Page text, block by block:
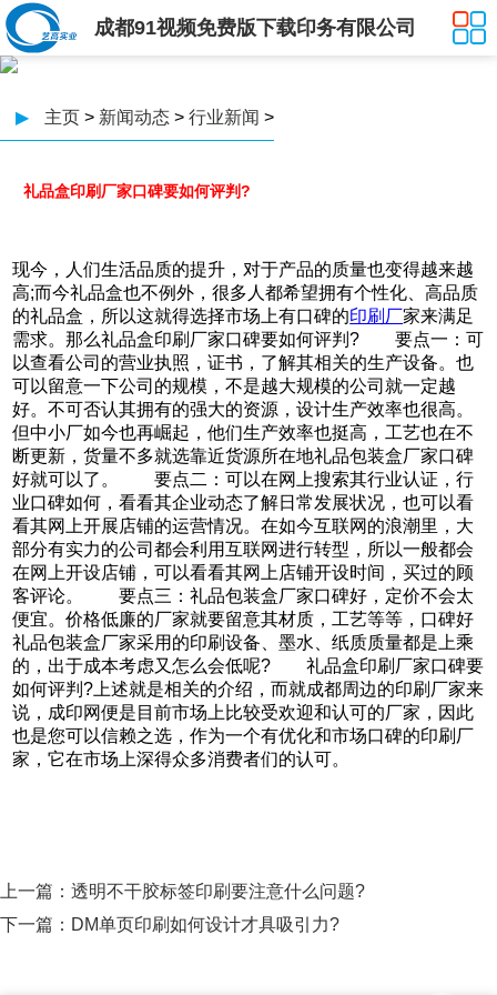
成都91视频免费版下载印务有限公司
▶ 主页 > 新闻动态 > 行业新闻 >
礼品盒印刷厂家口碑要如何评判?
现今，人们生活品质的提升，对于产品的质量也变得越来越
高;而今礼品盒也不例外，很多人都希望拥有个性化、高品质
的礼品盒，所以这就得选择市场上有口碑的印刷厂家来满足
需求。那么礼品盒印刷厂家口碑要如何评判? 要点一：可
以查看公司的营业执照，证书，了解其相关的生产设备。也
可以留意一下公司的规模，不是越大规模的公司就一定越
好。不可否认其拥有的强大的资源，设计生产效率也很高。
但中小厂如今也再崛起，他们生产效率也挺高，工艺也在不
断更新，货量不多就选靠近货源所在地礼品包装盒厂家口碑
好就可以了。 要点二：可以在网上搜索其行业认证，行
业口碑如何，看看其企业动态了解日常发展状况，也可以看
看其网上开展店铺的运营情况。在如今互联网的浪潮里，大
部分有实力的公司都会利用互联网进行转型，所以一般都会
在网上开设店铺，可以看看其网上店铺开设时间，买过的顾
客评论。 要点三：礼品包装盒厂家口碑好，定价不会太
便宜。价格低廉的厂家就要留意其材质，工艺等等，口碑好
礼品包装盒厂家采用的印刷设备、墨水、纸质质量都是上乘
的，出于成本考虑又怎么会低呢? 礼品盒印刷厂家口碑要
如何评判?上述就是相关的介绍，而就成都周边的印刷厂家来
说，成印网便是目前市场上比较受欢迎和认可的厂家，因此
也是您可以信赖之选，作为一个有优化和市场口碑的印刷厂
家，它在市场上深得众多消费者们的认可。
上一篇： 透明不干胶标签印刷要注意什么问题?
下一篇： DM单页印刷如何设计才具吸引力?